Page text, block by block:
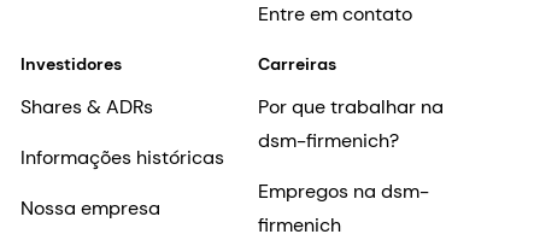
Entre em contato
Investidores
Shares & ADRs
Informações históricas
Nossa empresa
Carreiras
Por que trabalhar na
dsm-firmenich?
Empregos na dsm-
firmenich